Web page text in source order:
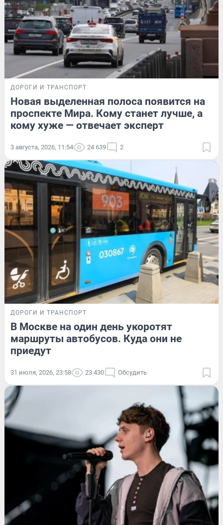
ДОРОГИ И ТРАНСПОРТ
Новая выделенная полоса появится на
проспекте Мира. Кому станет лучше, а
кому хуже — отвечает эксперт
3 августа, 2026, 11:54 24 639 2
ДОРОГИ И ТРАНСПОРТ
В Москве на один день укоротят
маршруты автобусов. Куда они не
приедут
31 июля, 2026, 23:58 23 430 Обсудить